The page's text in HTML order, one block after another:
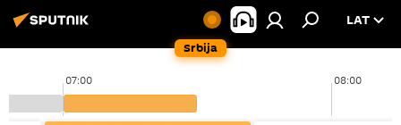
Srbija
LAT
07:00 08:00